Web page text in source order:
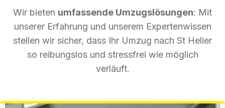
Wir bieten umfassende Umzugslösungen: Mit
unserer Erfahrung und unserem Expertenwissen
stellen wir sicher, dass Ihr Umzug nach St Helier
so reibungslos und stressfrei wie möglich
verläuft.